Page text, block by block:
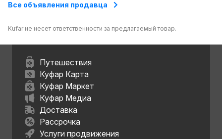
Все объявления продавца
Kufar не несет ответственности за предлагаемый товар.
Путешествия
Куфар Карта
Куфар Маркет
Куфар Медиа
Доставка
Рассрочка
Услуги продвижения